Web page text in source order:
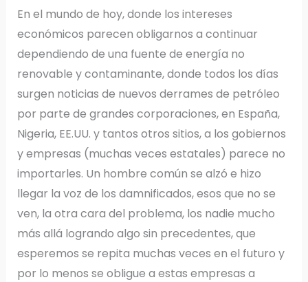
En el mundo de hoy, donde los intereses
económicos parecen obligarnos a continuar
dependiendo de una fuente de energía no
renovable y contaminante, donde todos los días
surgen noticias de nuevos derrames de petróleo
por parte de grandes corporaciones, en España,
Nigeria, EE.UU. y tantos otros sitios, a los gobiernos
y empresas (muchas veces estatales) parece no
importarles. Un hombre común se alzó e hizo
llegar la voz de los damnificados, esos que no se
ven, la otra cara del problema, los nadie mucho
más allá logrando algo sin precedentes, que
esperemos se repita muchas veces en el futuro y
por lo menos se obligue a estas empresas a